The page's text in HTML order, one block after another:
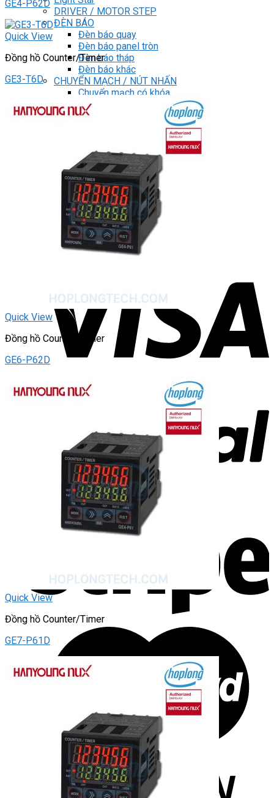
DRIVER / MOTOR STEP
ĐÈN BÁO
Đèn báo quay
Đèn báo panel tròn
Đèn báo tháp
Đèn báo khác
CHUYỂN MẠCH / NÚT NHẤN
Chuyển mạch có khóa
Công tắc dừng khẩn
Nút nhấn
Phích cắm / Ổ cắm / Công tắc
Giỏ hàng
Chưa có sản phẩm trong giỏ hàng.
GE4-P62D
Quick View
Đồng hồ Counter/Timer
GE3-T6D
Quick View
Đồng hồ Counter/Timer
GE6-P62D
Quick View
Đồng hồ Counter/Timer
GE7-P61D